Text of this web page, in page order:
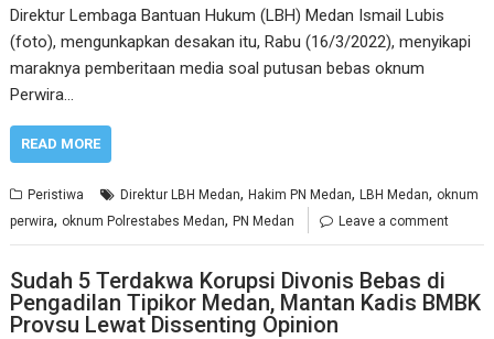
Direktur Lembaga Bantuan Hukum (LBH) Medan Ismail Lubis
(foto), mengunkapkan desakan itu, Rabu (16/3/2022), menyikapi
maraknya pemberitaan media soal putusan bebas oknum
Perwira…
READ MORE
Peristiwa Direktur LBH Medan,Hakim PN Medan,LBH Medan, oknum
perwira, oknum Polrestabes Medan,PN Medan Leave a comment
Sudah 5 Terdakwa Korupsi Divonis Bebas di
Pengadilan Tipikor Medan, Mantan Kadis BMBK
Provsu Lewat Dissenting Opinion